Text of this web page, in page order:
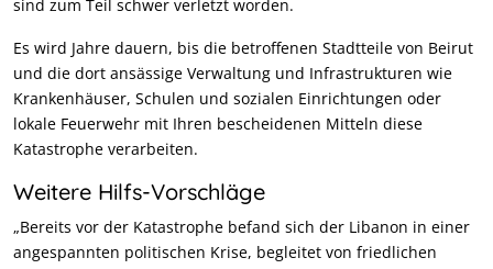
sind zum Teil schwer verletzt worden.
Es wird Jahre dauern, bis die betroffenen Stadtteile von Beirut
und die dort ansässige Verwaltung und Infrastrukturen wie
Krankenhäuser, Schulen und sozialen Einrichtungen oder
lokale Feuerwehr mit Ihren bescheidenen Mitteln diese
Katastrophe verarbeiten.
Weitere Hilfs-Vorschläge
„Bereits vor der Katastrophe befand sich der Libanon in einer
angespannten politischen Krise, begleitet von friedlichen